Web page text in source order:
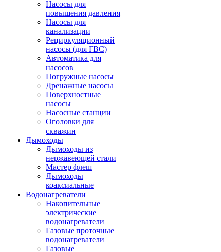
Насосы для
повышения давления
Насосы для
канализации
Рециркуляционный
насосы (для ГВС)
Автоматика для
насосов
Погружные насосы
Дренажные насосы
Поверхностные
насосы
Насосные станции
Оголовки для
скважин
Дымоходы
Дымоходы из
нержавеющей стали
Мастер флеш
Дымоходы
коаксиальные
Водонагреватели
Накопительные
электрические
водонагреватели
Газовые проточные
водонагреватели
Газовые